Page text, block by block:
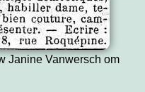
Janine Vanwersch om